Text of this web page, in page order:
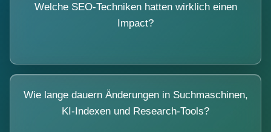
Welche SEO-Techniken hatten wirklich einen
Impact?
Wie lange dauern Änderungen in Suchmaschinen,
KI-Indexen und Research-Tools?